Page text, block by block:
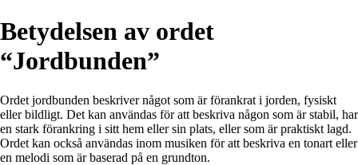
Betydelsen av ordet
“Jordbunden”
Ordet jordbunden beskriver något som är förankrat i jorden, fysiskt
eller bildligt. Det kan användas för att beskriva någon som är stabil, har
en stark förankring i sitt hem eller sin plats, eller som är praktiskt lagd.
Ordet kan också användas inom musiken för att beskriva en tonart eller
en melodi som är baserad på en grundton.